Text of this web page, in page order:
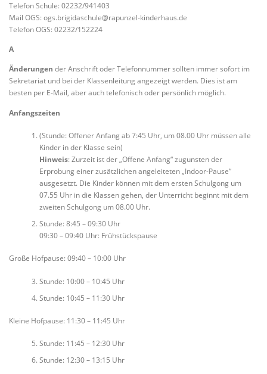
WISSENSWERTES ZUR BRIGIDASCHULE
ELTERN-ABC FÖRDERVEREIN
IMPRESSUM / DATENSCHUTZ
Telefon Schule: 02232/941403
Mail OGS: ogs.brigidaschule@rapunzel-kinderhaus.de
Telefon OGS: 02232/152224
A
Änderungen der Anschrift oder Telefonnummer sollten immer sofort im
Sekretariat und bei der Klassenleitung angezeigt werden. Dies ist am
besten per E-Mail, aber auch telefonisch oder persönlich möglich.
Anfangszeiten
(Stunde: Offener Anfang ab 7:45 Uhr, um 08.00 Uhr müssen alle
Kinder in der Klasse sein)
Hinweis: Zurzeit ist der „Offene Anfang“ zugunsten der
Erprobung einer zusätzlichen angeleiteten „Indoor-Pause“
ausgesetzt. Die Kinder können mit dem ersten Schulgong um
07.55 Uhr in die Klassen gehen, der Unterricht beginnt mit dem
zweiten Schulgong um 08.00 Uhr.
Stunde: 8:45 – 09:30 Uhr
09:30 – 09:40 Uhr: Frühstückspause
Große Hofpause: 09:40 – 10:00 Uhr
Stunde: 10:00 – 10:45 Uhr
Stunde: 10:45 – 11:30 Uhr
Kleine Hofpause: 11:30 – 11:45 Uhr
Stunde: 11:45 – 12:30 Uhr
Stunde: 12:30 – 13:15 Uhr